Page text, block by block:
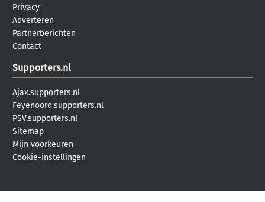
Privacy
Adverteren
Partnerberichten
Contact
Supporters.nl
Ajax.supporters.nl
Feyenoord.supporters.nl
PSV.supporters.nl
Sitemap
Mijn voorkeuren
Cookie-instellingen